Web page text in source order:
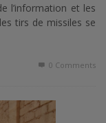
l’information et les
tirs de missiles se
0 Comments